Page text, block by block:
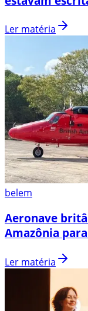
Ler matéria
belem
Aeronave
Amazônia
Ler matéria